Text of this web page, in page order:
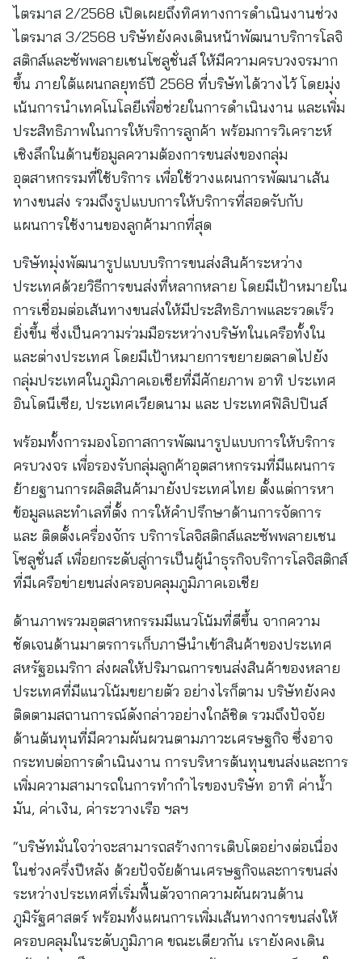
ไตรมาส 2/2568 เปิดเผยถึงทิศทางการดำเนินงานช่วง
ไตรมาส 3/2568 บริษัทยังคงเดินหน้าพัฒนาบริการโลจิ
สติกส์และซัพพลายเชนโซลูชั่นส์ ให้มีความครบวงจรมาก
ขึ้น ภายใต้แผนกลยุทธ์ปี 2568 ที่บริษัทได้วางไว้ โดยมุ่ง
เน้นการนำเทคโนโลยีเพื่อช่วยในการดำเนินงาน และเพิ่ม
ประสิทธิภาพในการให้บริการลูกค้า พร้อมการวิเคราะห์
เชิงลึกในด้านข้อมูลความต้องการขนส่งของกลุ่ม
อุตสาหกรรมที่ใช้บริการ เพื่อใช้วางแผนการพัฒนาเส้น
ทางขนส่ง รวมถึงรูปแบบการให้บริการที่สอดรับกับ
แผนการใช้งานของลูกค้ามากที่สุด
บริษัทมุ่งพัฒนารูปแบบบริการขนส่งสินค้าระหว่าง
ประเทศด้วยวิธีการขนส่งที่หลากหลาย โดยมีเป้าหมายใน
การเชื่อมต่อเส้นทางขนส่งให้มีประสิทธิภาพและรวดเร็ว
ยิ่งขึ้น ซึ่งเป็นความร่วมมือระหว่างบริษัทในเครือทั้งใน
และต่างประเทศ โดยมีเป้าหมายการขยายตลาดไปยัง
กลุ่มประเทศในภูมิภาคเอเชียที่มีศักยภาพ อาทิ ประเทศ
อินโดนีเซีย, ประเทศเวียดนาม และ ประเทศฟิลิปปินส์
พร้อมทั้งการมองโอกาสการพัฒนารูปแบบการให้บริการ
ครบวงจร เพื่อรองรับกลุ่มลูกค้าอุตสาหกรรมที่มีแผนการ
ย้ายฐานการผลิตสินค้ามายังประเทศไทย ตั้งแต่การหา
ข้อมูลและทำเลที่ตั้ง การให้คำปรึกษาด้านการจัดการ
และ ติดตั้งเครื่องจักร บริการโลจิสติกส์และซัพพลายเชน
โซลูชั่นส์ เพื่อยกระดับสู่การเป็นผู้นำธุรกิจบริการโลจิสติกส์
ที่มีเครือข่ายขนส่งครอบคลุมภูมิภาคเอเชีย
ด้านภาพรวมอุตสาหกรรมมีแนวโน้มที่ดีขึ้น จากความ
ชัดเจนด้านมาตรการเก็บภาษีนำเข้าสินค้าของประเทศ
สหรัฐอเมริกา ส่งผลให้ปริมาณการขนส่งสินค้าของหลาย
ประเทศที่มีแนวโน้มขยายตัว อย่างไรก็ตาม บริษัทยังคง
ติดตามสถานการณ์ดังกล่าวอย่างใกล้ชิด รวมถึงปัจจัย
ด้านต้นทุนที่มีความผันผวนตามภาวะเศรษฐกิจ ซึ่งอาจ
กระทบต่อการดำเนินงาน การบริหารต้นทุนขนส่งและการ
เพิ่มความสามารถในการทำกำไรของบริษัท อาทิ ค่าน้ำ
มัน, ค่าเงิน, ค่าระวางเรือ ฯลฯ
“บริษัทมั่นใจว่าจะสามารถสร้างการเติบโตอย่างต่อเนื่อง
ในช่วงครึ่งปีหลัง ด้วยปัจจัยด้านเศรษฐกิจและการขนส่ง
ระหว่างประเทศที่เริ่มฟื้นตัวจากความผันผวนด้าน
ภูมิรัฐศาสตร์ พร้อมทั้งแผนการเพิ่มเส้นทางการขนส่งให้
ครอบคลุมในระดับภูมิภาค ขณะเดียวกัน เรายังคงเดิน